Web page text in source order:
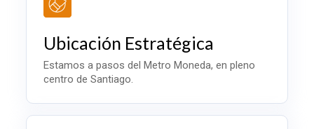
Ubicación Estratégica
Estamos a pasos del Metro Moneda, en pleno
centro de Santiago.